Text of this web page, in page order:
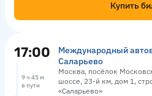
Купить
17:00
Международный
Саларьево
Москва, посёлок
шоссе, 23-й км, дом 1,
«Саларьево»
9 ч 45 м
в пути